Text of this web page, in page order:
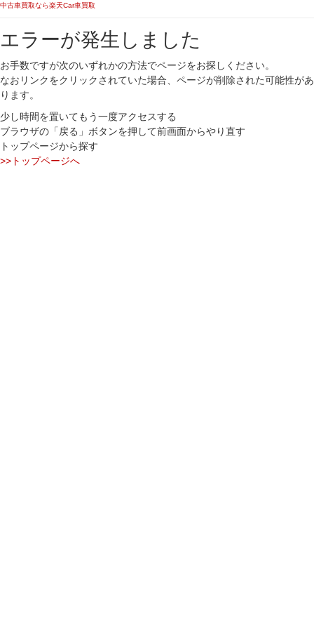
中古車買取なら楽天Car車買取
エラーが発生しました
お手数ですが次のいずれかの方法でページをお探しください。
なおリンクをクリックされていた場合、ページが削除された可能性があ
ります。
少し時間を置いてもう一度アクセスする
ブラウザの「戻る」ボタンを押して前画面からやり直す
トップページから探す
>>トップページへ